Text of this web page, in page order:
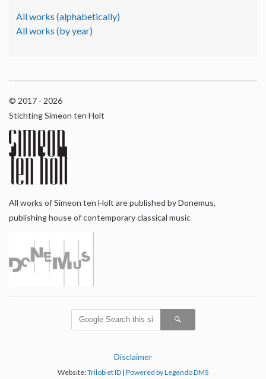
All works (alphabetically)
All works (by year)
© 2017 - 2026
Stichting Simeon ten Holt
All works of Simeon ten Holt are published by Donemus,
publishing house of contemporary classical music
Disclaimer
Website:Trilobiet ID | Powered by Legendo DMS